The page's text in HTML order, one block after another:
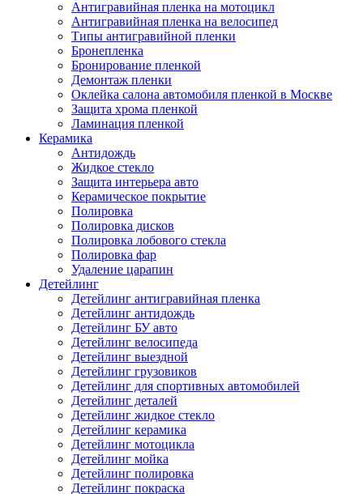
Антигравийная пленка на мотоцикл
Антигравийная пленка на велосипед
Типы антигравийной пленки
Бронепленка
Бронирование пленкой
Демонтаж пленки
Оклейка салона автомобиля пленкой в Москве
Защита хрома пленкой
Ламинация пленкой
Керамика
Антидождь
Жидкое стекло
Защита интерьера авто
Керамическое покрытие
Полировка
Полировка дисков
Полировка лобового стекла
Полировка фар
Удаление царапин
Детейлинг
Детейлинг антигравийная пленка
Детейлинг антидождь
Детейлинг БУ авто
Детейлинг велосипеда
Детейлинг выездной
Детейлинг грузовиков
Детейлинг для спортивных автомобилей
Детейлинг деталей
Детейлинг жидкое стекло
Детейлинг керамика
Детейлинг мотоцикла
Детейлинг мойка
Детейлинг полировка
Детейлинг покраска